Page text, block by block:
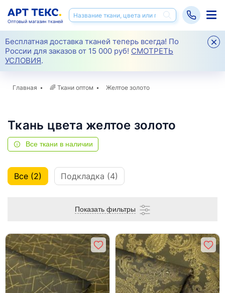
Бесплатная доставка тканей теперь всегда! По
России для заказов от 15 000 руб! СМОТРЕТЬ
УСЛОВИЯ.
Оптовый магазин тканей
Главная 🌈 Ткани оптом Желтое золото
Ткань цвета желтое золото
Все ткани в наличии
Все (2) Подкладка (4)
Показать фильтры